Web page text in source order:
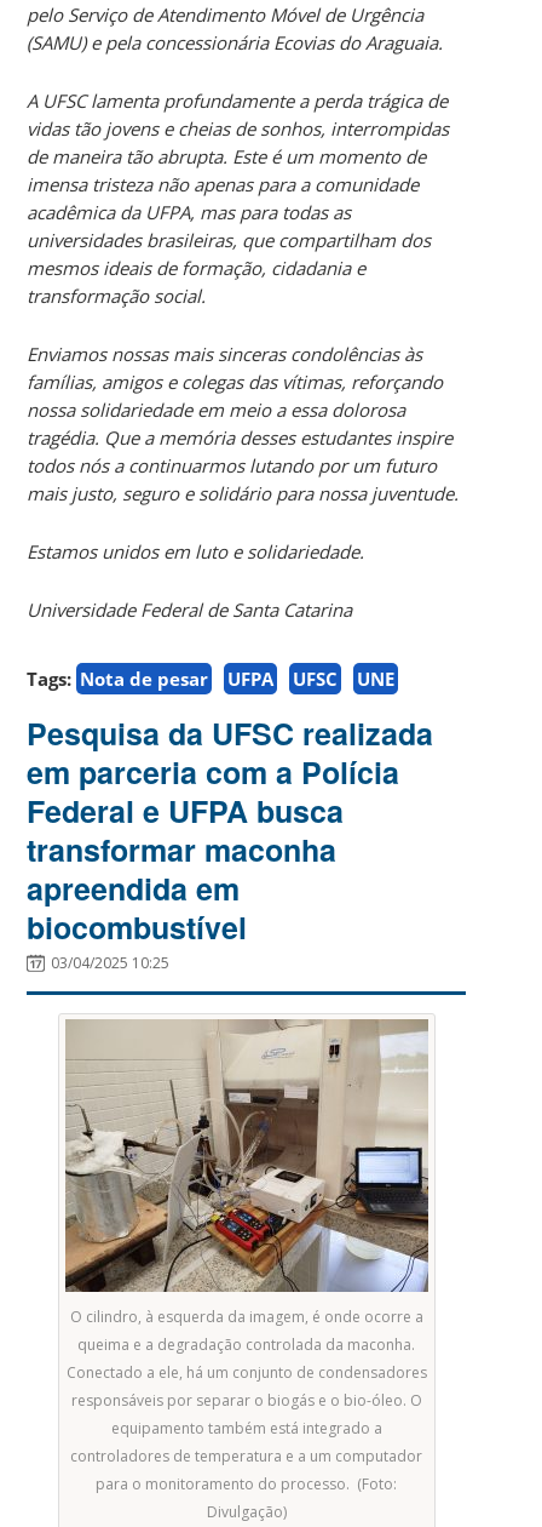
pelo Serviço de Atendimento Móvel de Urgência
(SAMU) e pela concessionária Ecovias do Araguaia.
A UFSC lamenta profundamente a perda trágica de
vidas tão jovens e cheias de sonhos, interrompidas
de maneira tão abrupta. Este é um momento de
imensa tristeza não apenas para a comunidade
acadêmica da UFPA, mas para todas as
universidades brasileiras, que compartilham dos
mesmos ideais de formação, cidadania e
transformação social.
Enviamos nossas mais sinceras condolências às
famílias, amigos e colegas das vítimas, reforçando
nossa solidariedade em meio a essa dolorosa
tragédia. Que a memória desses estudantes inspire
todos nós a continuarmos lutando por um futuro
mais justo, seguro e solidário para nossa juventude.
Estamos unidos em luto e solidariedade.
Universidade Federal de Santa Catarina
Tags: Nota de pesar UFPA UFSC UNE
Pesquisa da UFSC realizada
em parceria com a Polícia
Federal e UFPA busca
transformar maconha
apreendida em
biocombustível
03/04/2025 10:25
O cilindro, à esquerda da imagem, é onde ocorre a
queima e a degradação controlada da maconha.
Conectado a ele, há um conjunto de condensadores
responsáveis por separar o biogás e o bio-óleo. O
equipamento também está integrado a
controladores de temperatura e a um computador
para o monitoramento do processo. (Foto:
Divulgação)